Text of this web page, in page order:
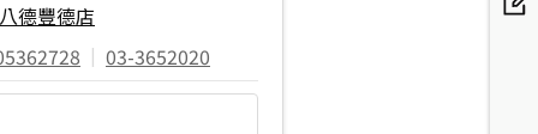
八德豐德店
| 03-3652020